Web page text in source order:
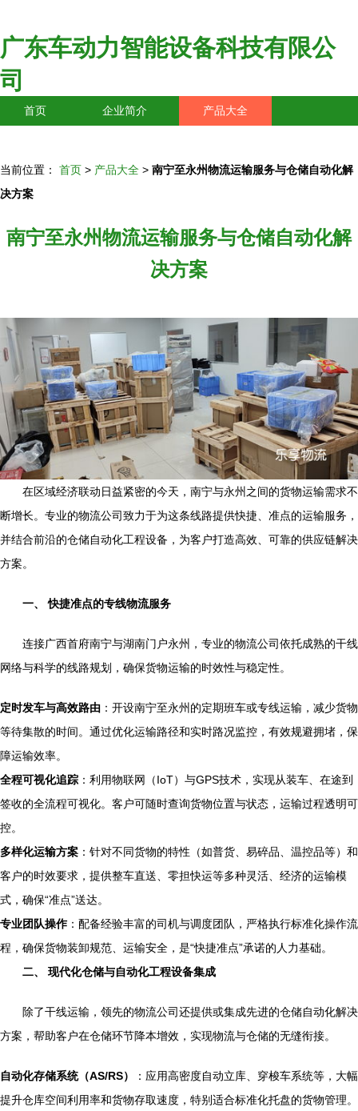
广东车动力智能设备科技有限公
司
首页 企业简介 产品大全
当前位置： 首页 > 产品大全 > 南宁至永州物流运输服务与仓储自动化解
决方案
南宁至永州物流运输服务与仓储自动化解
决方案
在区域经济联动日益紧密的今天，南宁与永州之间的货物运输需求不
断增长。专业的物流公司致力于为这条线路提供快捷、准点的运输服务，
并结合前沿的仓储自动化工程设备，为客户打造高效、可靠的供应链解决
方案。
一、 快捷准点的专线物流服务
连接广西首府南宁与湖南门户永州，专业的物流公司依托成熟的干线
网络与科学的线路规划，确保货物运输的时效性与稳定性。
定时发车与高效路由 ：开设南宁至永州的定期班车或专线运输，减少货物
等待集散的时间。通过优化运输路径和实时路况监控，有效规避拥堵，保
障运输效率。
全程可视化追踪 ：利用物联网（IoT）与GPS技术，实现从装车、在途到
签收的全流程可视化。客户可随时查询货物位置与状态，运输过程透明可
控。
多样化运输方案 ：针对不同货物的特性（如普货、易碎品、温控品等）和
客户的时效要求，提供整车直送、零担快运等多种灵活、经济的运输模
式，确保“准点”送达。
专业团队操作：配备经验丰富的司机与调度团队，严格执行标准化操作流
程，确保货物装卸规范、运输安全，是“快捷准点”承诺的人力基础。
二、 现代化仓储与自动化工程设备集成
除了干线运输，领先的物流公司还提供或集成先进的仓储自动化解决
方案，帮助客户在仓储环节降本增效，实现物流与仓储的无缝衔接。
自动化存储系统（AS/RS）
：应用高密度自动立库、穿梭车系统等，大幅
提升仓库空间利用率和货物存取速度，特别适合标准化托盘的货物管理。